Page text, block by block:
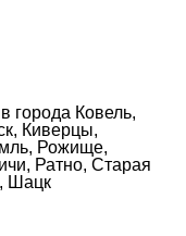
города Ковель,
Киверцы,
Рожище,
Ратно, Старая
Шацк